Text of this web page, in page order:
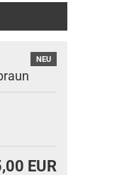
NEU
EUR